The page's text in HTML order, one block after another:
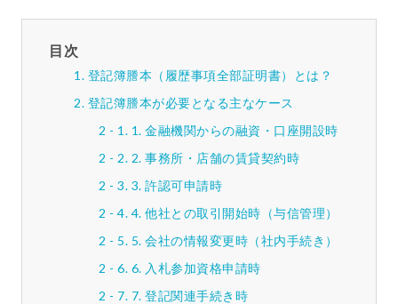
目次
登記簿謄本（履歴事項全部証明書）とは？
登記簿謄本が必要となる主なケース
1. 金融機関からの融資・口座開設時
2. 事務所・店舗の賃貸契約時
3. 許認可申請時
4. 他社との取引開始時（与信管理）
5. 会社の情報変更時（社内手続き）
6. 入札参加資格申請時
7. 登記関連手続き時